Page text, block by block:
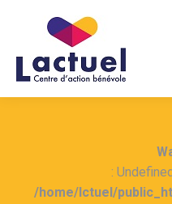
:
/home/lctuel/